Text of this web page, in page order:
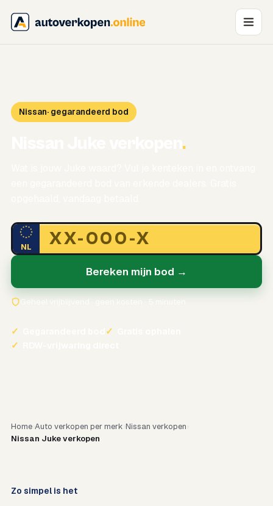
Nissan· gegarandeerd bod
.
NL
Bereken mijn bod →
✓ ✓
✓
Home Auto verkopen per merk Nissan verkopen
Nissan Juke verkopen
Zo simpel is het